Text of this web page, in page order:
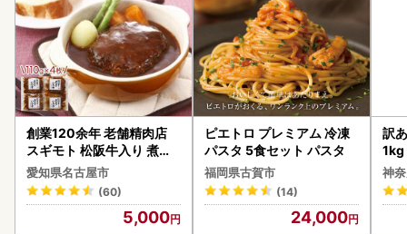
創業120余年 老舗精肉店
スギモト 松阪牛入り 煮込
み ハンバーグ 110g×4枚
惣菜 お取り寄せ グルメ ハ
ンバーグ 冷凍
愛知県名古屋市
(60)
5,000
ピエトロ プレミアム 冷凍
パスタ 5食セット パスタ
福岡県古賀市
(14)
24,000
訳
1kg
神